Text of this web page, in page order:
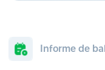
Informe de